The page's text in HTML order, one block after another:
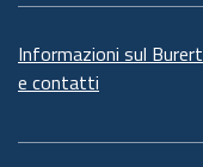
Informazioni sul Burert
e contatti